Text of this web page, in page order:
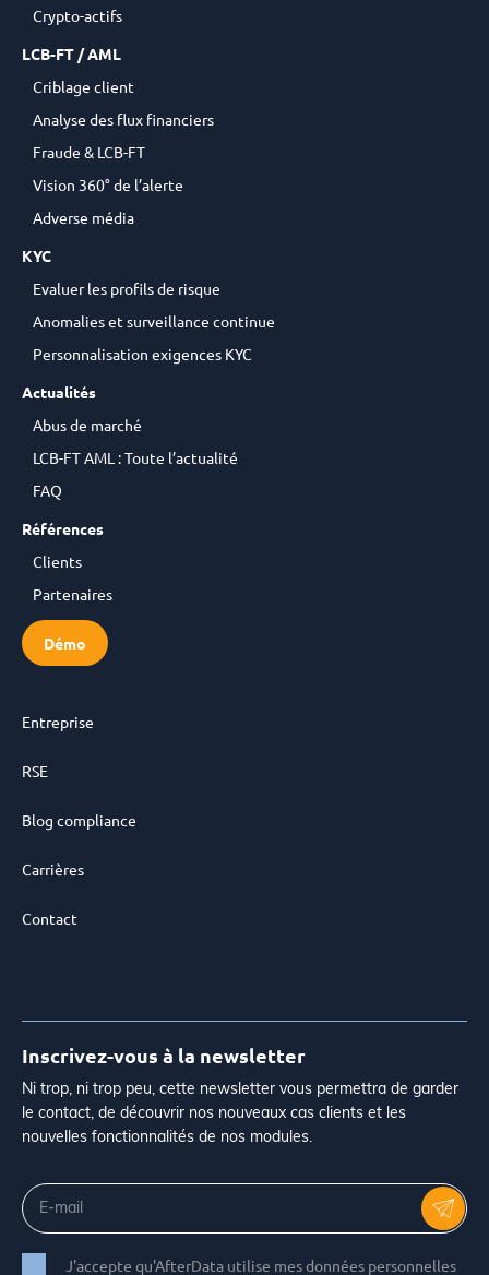
Crypto-actifs
LCB-FT / AML
Criblage client
Analyse des flux financiers
Fraude & LCB-FT
Vision 360° de l’alerte
Adverse média
KYC
Evaluer les profils de risque
Anomalies et surveillance continue
Personnalisation exigences KYC
Actualités
Abus de marché
LCB-FT AML : Toute l’actualité
FAQ
Références
Clients
Partenaires
Démo
Entreprise
RSE
Blog compliance
Carrières
Contact
Inscrivez-vous à la newsletter
Ni trop, ni trop peu, cette newsletter vous permettra de garder
le contact, de découvrir nos nouveaux cas clients et les
nouvelles fonctionnalités de nos modules.
J'accepte qu'AfterData utilise mes données personnelles